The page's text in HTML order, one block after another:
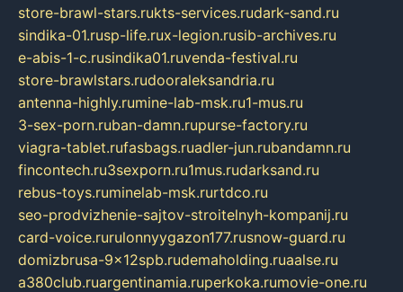
store-brawl-stars.rukts-services.rudark-sand.ru
sindika-01.rusp-life.rux-legion.rusib-archives.ru
e-abis-1-c.rusindika01.ruvenda-festival.ru
store-brawlstars.rudooraleksandria.ru
antenna-highly.rumine-lab-msk.ru1-mus.ru
3-sex-porn.ruban-damn.rupurse-factory.ru
viagra-tablet.rufasbags.ruadler-jun.rubandamn.ru
fincontech.ru3sexporn.ru1mus.rudarksand.ru
rebus-toys.ruminelab-msk.rurtdco.ru
seo-prodvizhenie-sajtov-stroitelnyh-kompanij.ru
card-voice.rurulonnyygazon177.rusnow-guard.ru
domizbrusa-9x12spb.rudemaholding.ruaalse.ru
a380club.ruargentinamia.ruperkoka.rumovie-one.ru